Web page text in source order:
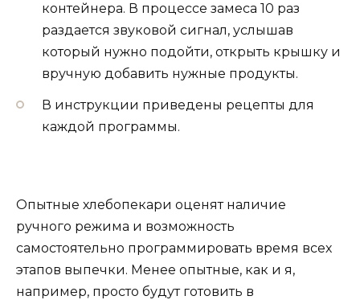
контейнера. В процессе замеса 10 раз
раздается звуковой сигнал, услышав
который нужно подойти, открыть крышку и
вручную добавить нужные продукты.
В инструкции приведены рецепты для
каждой программы.
Опытные хлебопекари оценят наличие
ручного режима и возможность
самостоятельно программировать время всех
этапов выпечки. Менее опытные, как и я,
например, просто будут готовить в